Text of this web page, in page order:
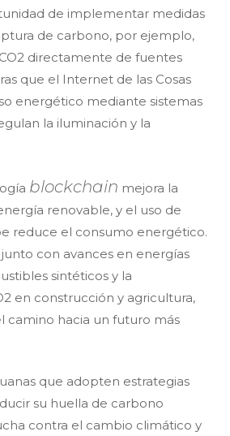
de implementar medidas
de carbono, por ejemplo,
directamente de fuentes
que el Internet de las Cosas
energético mediante sistemas
la iluminación y la
blockchain mejora la
renovable, y el uso de
reduce el consumo energético.
con avances en energías
sintéticos y la
en construcción y agricultura,
camino hacia un futuro más
que adopten estrategias
su huella de carbono
contra el cambio climático y